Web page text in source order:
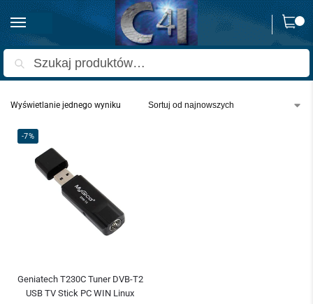
0
Strona główna Produkty oznaczone “tuner tv na pc”
Wyświetlanie jednego wyniku
-7%
Geniatech T230C Tuner DVB-T2
USB TV Stick PC WIN Linux